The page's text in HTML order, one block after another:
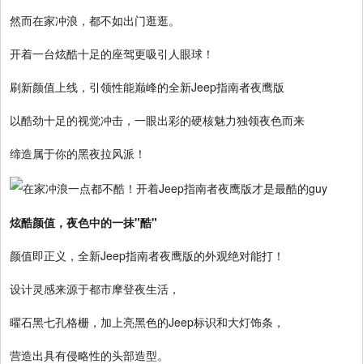
然而在家冲浪，都不如出门逛逛。
开着一台炫酷十足的座驾更吸引人眼球！
刷新颜值上线，引领性能巅峰的全新Jeep指南者夜鹰版
以酷劲十足的视觉冲击，一眼出彩的硬核魅力独领夜色而来
缔造属于你的黑夜拉风派！
炫酷颜值，夜色中的一抹"酷"
颜值即正义，全新Jeep指南者夜鹰版的外观绝对能打！
设计灵感来源于都市摩登夜生活，
曜石黑七孔格栅，加上亮黑色的Jeep标识和大灯饰条，
营造出具有侵略性的头部造型。